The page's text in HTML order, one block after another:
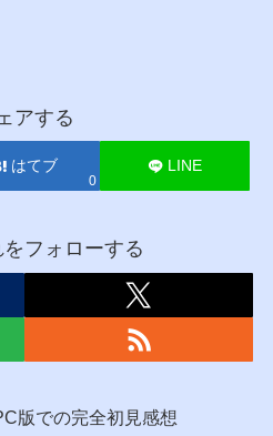
アする
はてブ
0
LINE
フォローする
版での完全初見感想